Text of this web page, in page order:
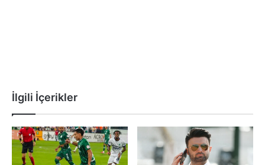
İlgili İçerikler